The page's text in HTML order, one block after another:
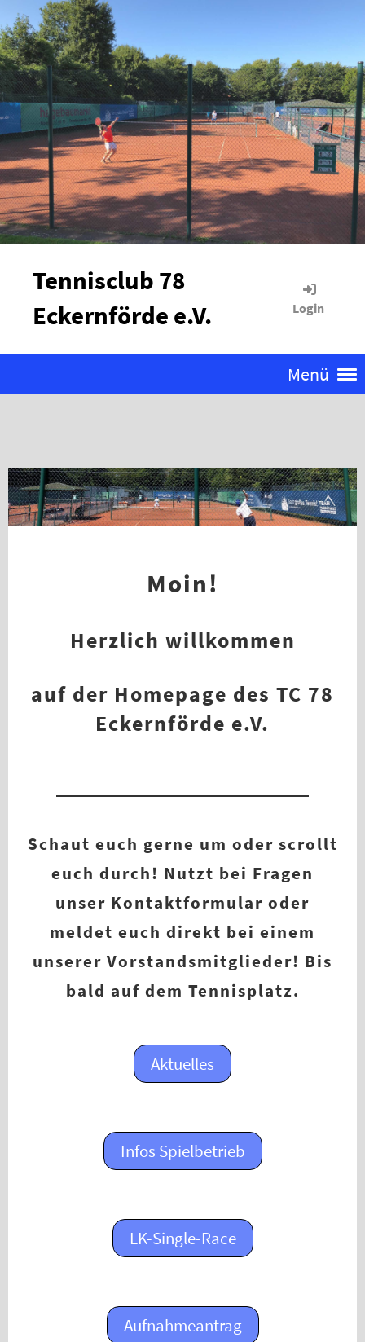
Tennisclub 78
Eckernförde e.V.
Login
Menü
Moin!
Herzlich willkommen
auf der Homepage des TC 78
Eckernförde e.V.
Schaut euch gerne um oder scrollt
euch durch! Nutzt bei Fragen
unser Kontaktformular oder
meldet euch direkt bei einem
unserer Vorstandsmitglieder! Bis
bald auf dem Tennisplatz.
Aktuelles
Infos Spielbetrieb
LK-Single-Race
Aufnahmeantrag